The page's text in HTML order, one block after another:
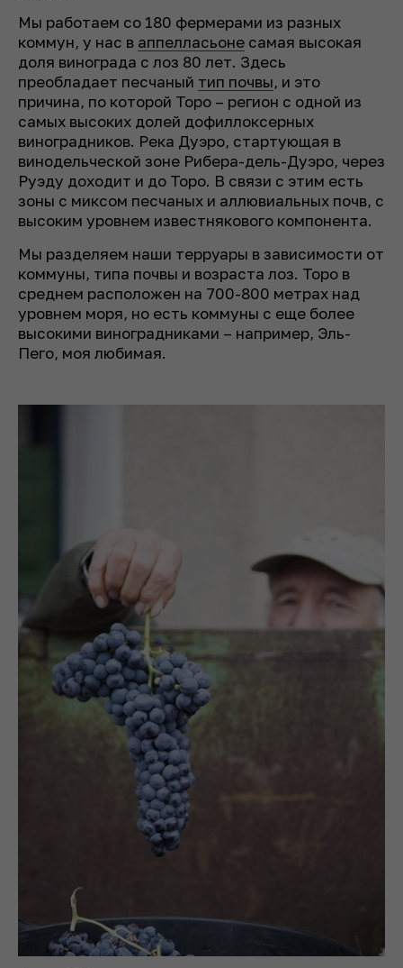
Мы работаем со 180 фермерами из разных
коммун, у нас в аппелласьоне самая высокая
доля винограда с лоз 80 лет. Здесь
преобладает песчаный тип почвы, и это
причина, по которой Торо – регион с одной из
самых высоких долей дофиллоксерных
виноградников. Река Дуэро, стартующая в
винодельческой зоне Рибера-дель-Дуэро, через
Руэду доходит и до Торо. В связи с этим есть
зоны с миксом песчаных и аллювиальных почв, с
высоким уровнем известнякового компонента.
Мы разделяем наши терруары в зависимости от
коммуны, типа почвы и возраста лоз. Торо в
среднем расположен на 700-800 метрах над
уровнем моря, но есть коммуны с еще более
высокими виноградниками – например, Эль-
Пего, моя любимая.